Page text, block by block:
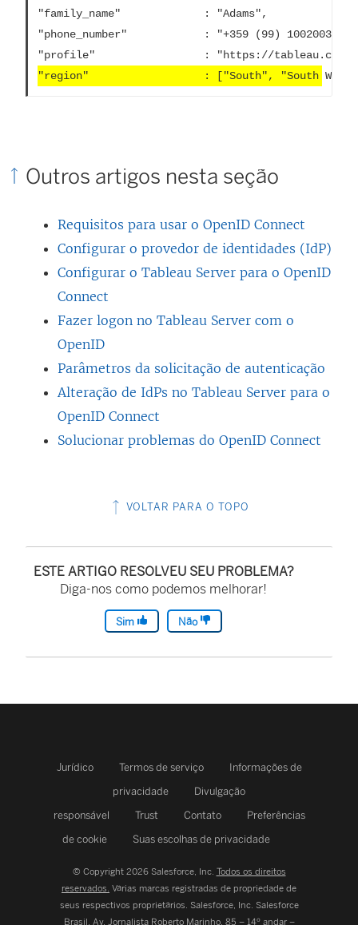
"family_name"             : "Adams",
"phone_number"            : "+359 (99) 100200305",
"region"			 	  : ["South", "South
Outros artigos nesta seção
Requisitos para usar o OpenID Connect
Configurar o provedor de identidades (IdP)
Configurar o Tableau Server para o OpenID
Connect
Fazer logon no Tableau Server com o
OpenID
Parâmetros da solicitação de autenticação
Alteração de IdPs no Tableau Server para o
OpenID Connect
Solucionar problemas do OpenID Connect
VOLTAR PARA O TOPO
ESTE ARTIGO RESOLVEU SEU PROBLEMA?
Diga-nos como podemos melhorar!
Sim Não
Jurídico Termos de serviço
Informações de
privacidade
Divulgação
responsável
Trust Contato
Preferências
de cookie
Suas escolhas de privacidade
© Copyright 2026 Salesforce, Inc. Todos os direitos
reservados. Várias marcas registradas de propriedade de
seus respectivos proprietários. Salesforce, Inc. Salesforce
Brasil, Av. Jornalista Roberto Marinho, 85 – 14º andar –